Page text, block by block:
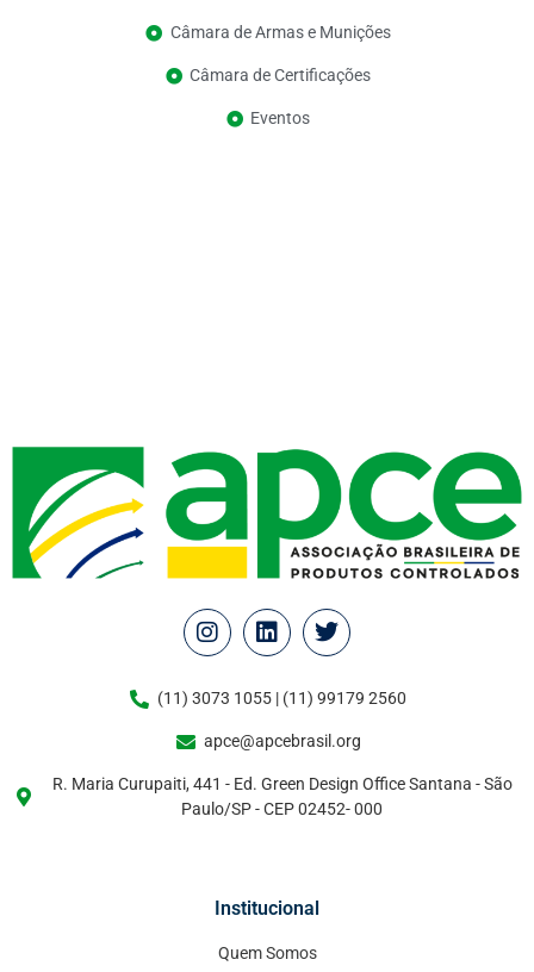
Câmara de Armas e Munições
Câmara de Certificações
Eventos
(11) 3073 1055 | (11) 99179 2560
apce@apcebrasil.org
R. Maria Curupaiti, 441 - Ed. Green Design Office Santana - São
Paulo/SP - CEP 02452- 000
Institucional
Quem Somos